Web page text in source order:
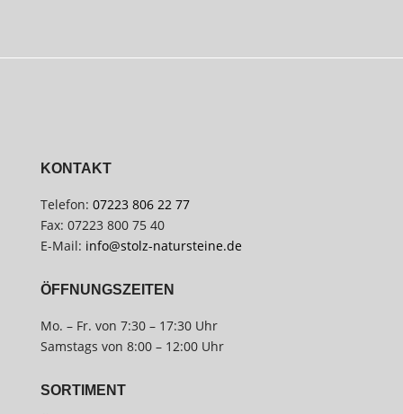
KONTAKT
Telefon: 07223 806 22 77
Fax: 07223 800 75 40
E-Mail: info@stolz-natursteine.de
ÖFFNUNGSZEITEN
Mo. – Fr. von 7:30 – 17:30 Uhr
Samstags von 8:00 – 12:00 Uhr
SORTIMENT